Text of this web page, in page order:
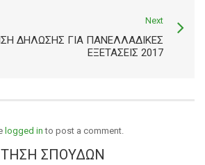
Next
ΔΗΛΩΣΗΣ ΓΙΑ ΠΑΝΕΛΛΑΔΙΚΕΣ
ΕΞΕΤΑΣΕΙΣ 2017
logged in to post a comment.
ΣΠΟΥΔΏΝ